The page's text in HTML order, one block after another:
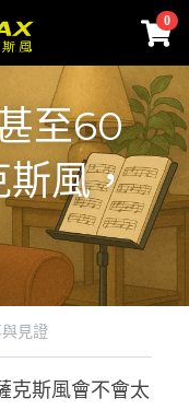
0
至60
斯風，
見證
克斯風會不會太
×